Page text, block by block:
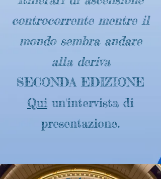
controcorrente mentre il
mondo sembra andare
alla deriva
SECONDA EDIZIONE
Quiun'intervista di
presentazione.